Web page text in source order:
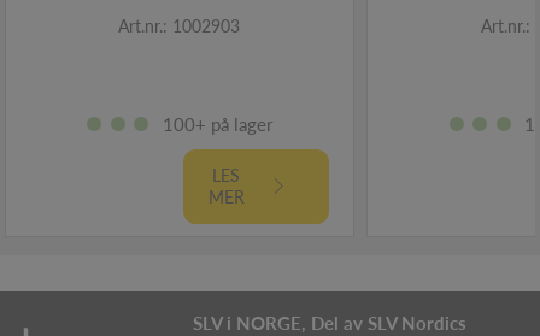
Art.nr.: 1002903
100+ på lager
LES
MER
Art.nr.:
SLV i NORGE, Del av SLV Nordics